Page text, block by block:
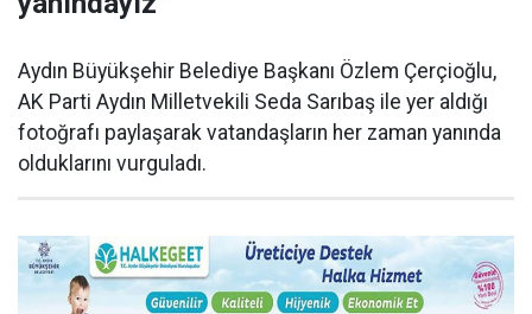
Aydın Büyükşehir Belediye Başkanı Özlem Çerçioğlu,
AK Parti Aydın Milletvekili Seda Sarıbaş ile yer aldığı
fotoğrafı paylaşarak vatandaşların her zaman yanında
olduklarını vurguladı.